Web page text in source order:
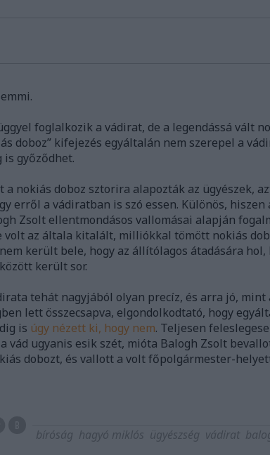
foglalkozik a vádirat, de a legendássá vált
doboz” kifejezés egyáltalán nem szerepel a
is győződhet.
a nokiás doboz sztorira alapozták az ügyészek,
erről a vádiratban is szó essen. Különös, hiszen
Zsolt ellentmondásos vallomásai alapján
volt az általa kitalált, milliókkal tömött nokiás
került bele, hogy az állítólagos átadására hol,
került sor.
tehát nagyjából olyan precíz, és arra jó, mint
lett összecsapva, elgondolkodtató, hogy
is úgy nézett ki, hogy nem. Teljesen
vád ugyanis esik szét, mióta Balogh Zsolt
dobozt, és vallott a volt főpolgármester-
bíróság hagyó miklós ügyészség vádirat